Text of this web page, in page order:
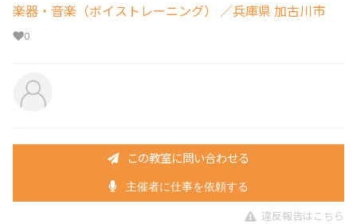
楽器・音楽（ボイストレーニング） ／兵庫県 加古川市
0
この教室に問い合わせる
主催者に仕事を依頼する
違反報告はこちら